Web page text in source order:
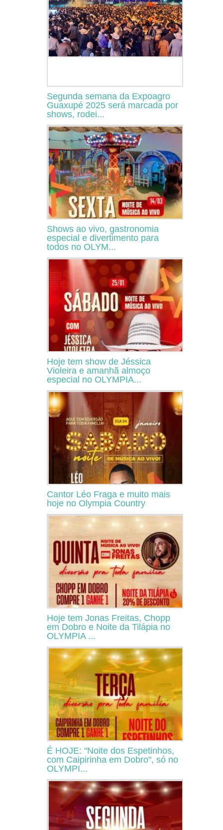
Segunda semana da Expoagro
Guaxupé 2025 será marcada por
shows, rodei...
Shows ao vivo, gastronomia
especial e divertimento para
todos no OLYM...
Hoje tem show de Jéssica
Violeira e amanhã almoço
especial no OLYMPIA...
Cantor Léo Fraga e muito mais
hoje no Olympia Country
Hoje tem Jonas Freitas, Chopp
em Dobro e Noite da Tilápia no
OLYMPIA ...
É HOJE: "Noite dos Espetinhos,
com Caipirinha em Dobro", só no
OLYMPI...